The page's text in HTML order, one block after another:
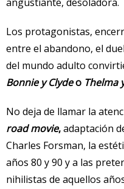
Los protagonistas,
entre el abandono, el
del mundo adulto
Bonnie y Clydeo Thelma
No deja de llamar la
road movie,adaptación
Charles Forsman, la
años 80 y 90 y a las
nihilistas de aquellos